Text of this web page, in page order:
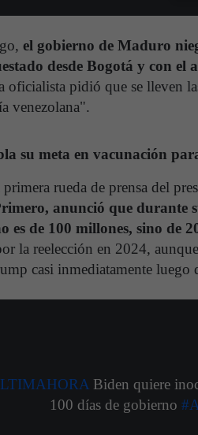
el gobierno de Maduro
desde Bogotá y con el
oficialista pidió que se lleven
venezolana".
su meta en vacunación
rueda de prensa del
anunció que durante
es de 100 millones, sino de
la reelección en 2024,
casi inmediatamente luego
Biden quiere
100 días de gobierno